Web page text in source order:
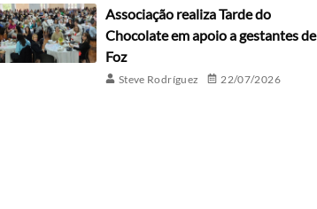
Associação realiza Tarde do
Chocolate em apoio a gestantes de
Foz
Steve Rodríguez 22/07/2026